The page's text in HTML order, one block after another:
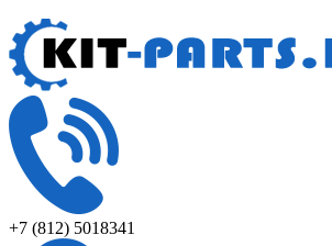
+7 (812) 5018341